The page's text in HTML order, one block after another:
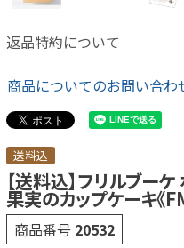
返品特約について
商品についてのお問い合わ
送料込
【送料込】フリルブー
果実のカップケーキ《
商品番号 20532